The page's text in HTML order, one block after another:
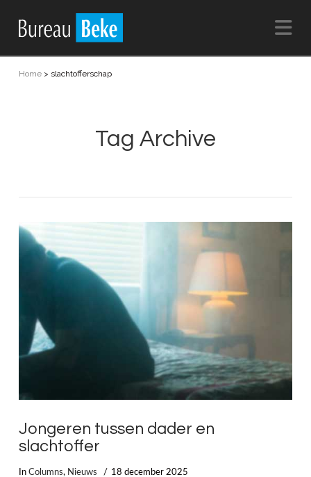
Home> slachtofferschap
Tag Archive
Jongeren tussen dader en
slachtoffer
In Columns, Nieuws 18 december 2025